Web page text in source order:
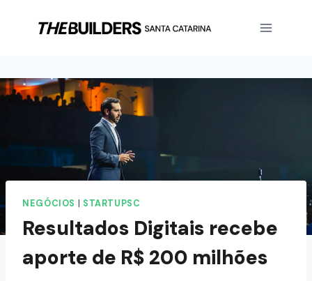
NEGÓCIOS STARTUPSC
Resultados Digitais recebe
aporte de R$ 200 milhões